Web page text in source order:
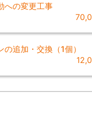
への変更工事
追加・交換（1個）